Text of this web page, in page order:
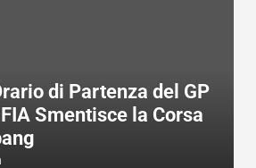
di Partenza del GP
Smentisce la Corsa